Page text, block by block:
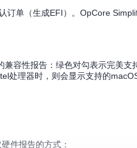
单（生成EFI）。OpCore
容性报告：绿色对勾表示完美支
处理器时，则会显示支持的
件报告的方式：